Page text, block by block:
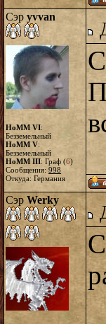
Сэр yvvan
HoMM VI:
Безземельный
HoMM V:
Безземельный
HoMM III: Граф (6)
Сообщения: 998
Откуда: Германия
Сэр Werky